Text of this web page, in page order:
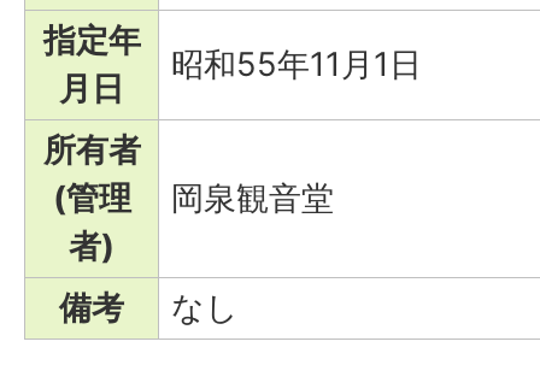
指定年
月日
昭和55年11月1日
所有者
(管理
者)
岡泉観音堂
備考
なし